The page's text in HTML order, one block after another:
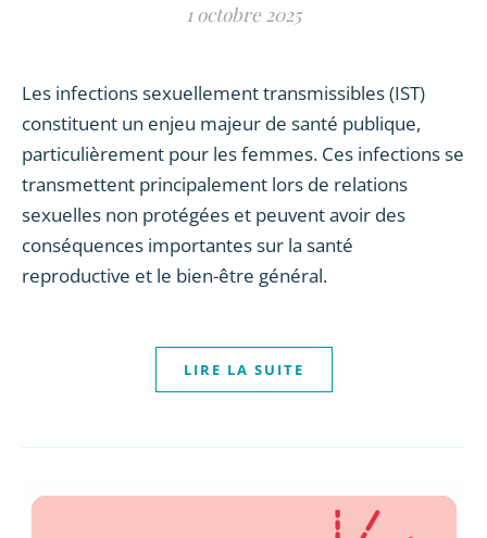
1 octobre 2025
Les infections sexuellement transmissibles (IST)
constituent un enjeu majeur de santé publique,
particulièrement pour les femmes. Ces infections se
transmettent principalement lors de relations
sexuelles non protégées et peuvent avoir des
conséquences importantes sur la santé
reproductive et le bien-être général.
LIRE LA SUITE